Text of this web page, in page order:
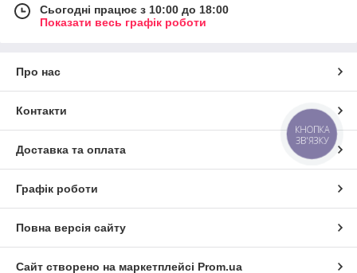
Сьогодні працює з 10:00 до 18:00
Показати весь графік роботи
Про нас
Контакти
Доставка та оплата
Графік роботи
Повна версія сайту
Сайт створено на маркетплейсі Prom.ua
КНОПКА
ЗВ'ЯЗКУ